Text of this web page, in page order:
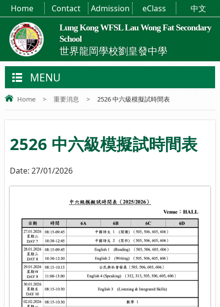
Lung Kong WFSL Lau Wong Fat Secondary
School
世界龍岡學校劉皇發中學
Home Contact Admission eClass 中文
MENU
Home > 重要消息 > 2526 中六級模擬試時間表
2526 中六級模擬試時間表
Date: 27/01/2026